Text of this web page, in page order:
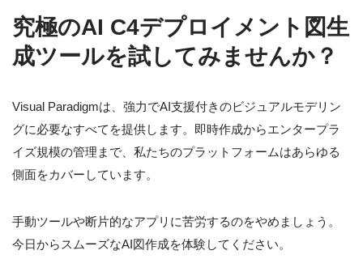
究極のAI C4デプロイメント図生
成ツールを試してみませんか？
Visual Paradigmは、強力でAI支援付きのビジュアルモデリン
グに必要なすべてを提供します。即時作成からエンタープラ
イズ規模の管理まで、私たちのプラットフォームはあらゆる
側面をカバーしています。
手動ツールや断片的なアプリに苦労するのをやめましょう。
今日からスムーズなAI図作成を体験してください。